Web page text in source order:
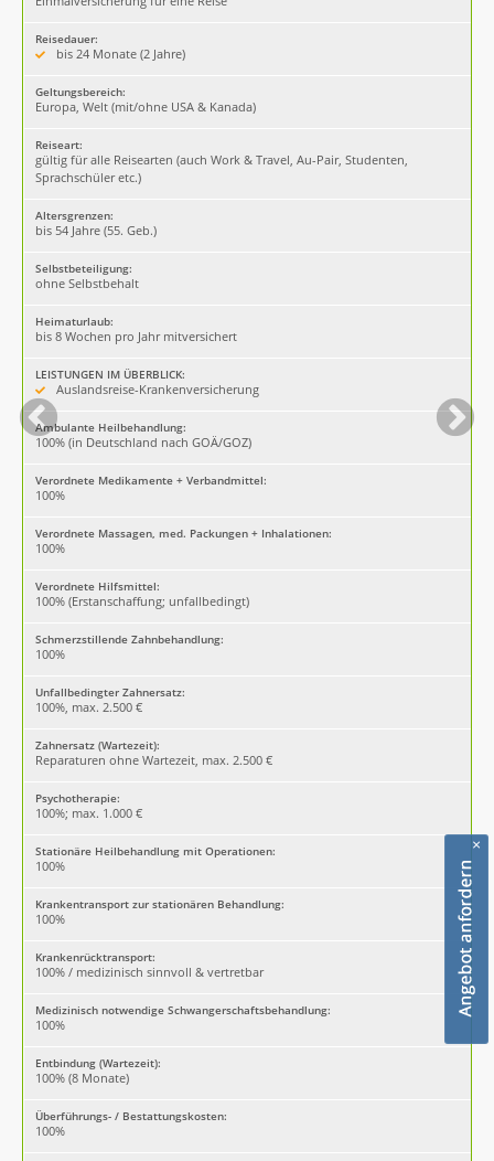
Reisedauer:
bis 24 Monate (2 Jahre)
Geltungsbereich:
Europa, Welt (mit/ohne USA & Kanada)
Reiseart:
gültig für alle Reisearten (auch Work & Travel, Au-Pair, Studenten,
Sprachschüler etc.)
Altersgrenzen:
bis 54 Jahre (55. Geb.)
Selbstbeteiligung:
ohne Selbstbehalt
Heimaturlaub:
bis 8 Wochen pro Jahr mitversichert
LEISTUNGEN IM ÜBERBLICK:
Auslandsreise-Krankenversicherung
Ambulante Heilbehandlung:
100% (in Deutschland nach GOÄ/GOZ)
Verordnete Medikamente + Verbandmittel:
100%
Verordnete Massagen, med. Packungen + Inhalationen:
100%
Verordnete Hilfsmittel:
100% (Erstanschaffung; unfallbedingt)
Schmerzstillende Zahnbehandlung:
100%
Unfallbedingter Zahnersatz:
100%, max. 2.500 €
Zahnersatz (Wartezeit):
Reparaturen ohne Wartezeit, max. 2.500 €
Psychotherapie:
100%; max. 1.000 €
Stationäre Heilbehandlung mit Operationen:
100%
Krankentransport zur stationären Behandlung:
100%
Krankenrücktransport:
100% / medizinisch sinnvoll & vertretbar
Medizinisch notwendige Schwangerschaftsbehandlung:
100%
Entbindung (Wartezeit):
100% (8 Monate)
Überführungs- / Bestattungskosten:
100%
×